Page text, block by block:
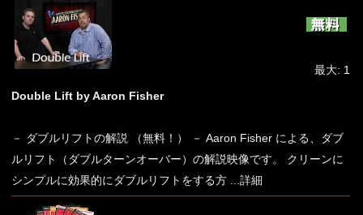
最大: 1
Double Lift by Aaron Fisher
－ ダブルリフトの解説 （無料！） － Aaron Fisher による、ダブ
ルリフト（ダブルターンオーバー）の解説映像です。 クリーンに
シンプルに効果的にダブルリフトをする方 ...詳細